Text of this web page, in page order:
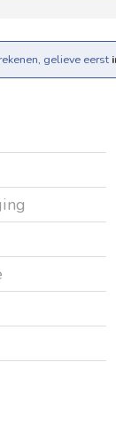
gelieve eerst